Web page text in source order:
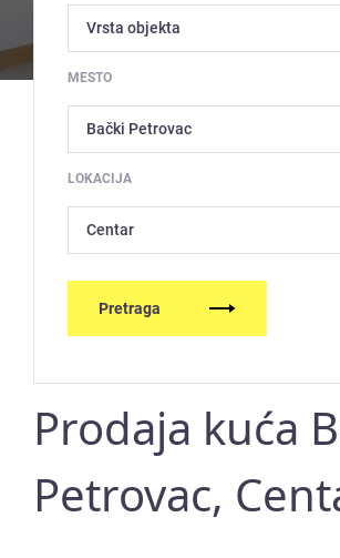
MESTO
LOKACIJA
Centar
Pretraga
Prodaja kuća
Petrovac,